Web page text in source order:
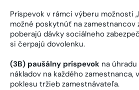
Príspevok v rámci výberu možnosti
možné poskytnúť na zamestnancov
poberajú dávky sociálneho
si čerpajú dovolenku.
(3B) paušálny príspevok na
nákladov na každého zamestnanca,
poklesu tržieb zamestnávateľa.